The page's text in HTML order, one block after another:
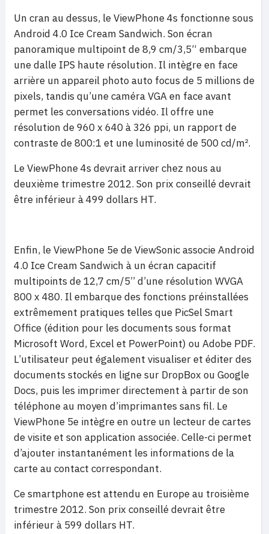
Un cran au dessus, le ViewPhone 4s fonctionne sous
Android 4.0 Ice Cream Sandwich. Son écran
panoramique multipoint de 8,9 cm/3,5“ embarque
une dalle IPS haute résolution. Il intègre en face
arrière un appareil photo auto focus de 5 millions de
pixels, tandis qu’une caméra VGA en face avant
permet les conversations vidéo. Il offre une
résolution de 960 x 640 à 326 ppi, un rapport de
contraste de 800:1 et une luminosité de 500 cd/m².
Le ViewPhone 4s devrait arriver chez nous au
deuxième trimestre 2012. Son prix conseillé devrait
être inférieur à 499 dollars HT.
Enfin, le ViewPhone 5e de ViewSonic associe Android
4.0 Ice Cream Sandwich à un écran capacitif
multipoints de 12,7 cm/5’’ d’une résolution WVGA
800 x 480. Il embarque des fonctions préinstallées
extrêmement pratiques telles que PicSel Smart
Office (édition pour les documents sous format
Microsoft Word, Excel et PowerPoint) ou Adobe PDF.
L’utilisateur peut également visualiser et éditer des
documents stockés en ligne sur DropBox ou Google
Docs, puis les imprimer directement à partir de son
téléphone au moyen d’imprimantes sans fil. Le
ViewPhone 5e intègre en outre un lecteur de cartes
de visite et son application associée. Celle-ci permet
d’ajouter instantanément les informations de la
carte au contact correspondant.
Ce smartphone est attendu en Europe au troisième
trimestre 2012. Son prix conseillé devrait être
inférieur à 599 dollars HT.